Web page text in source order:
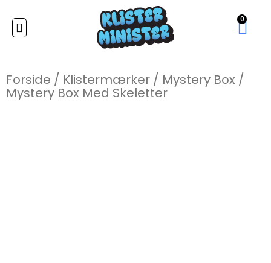
0
Forside / Klistermærker / Mystery Box /
Mystery Box Med Skeletter